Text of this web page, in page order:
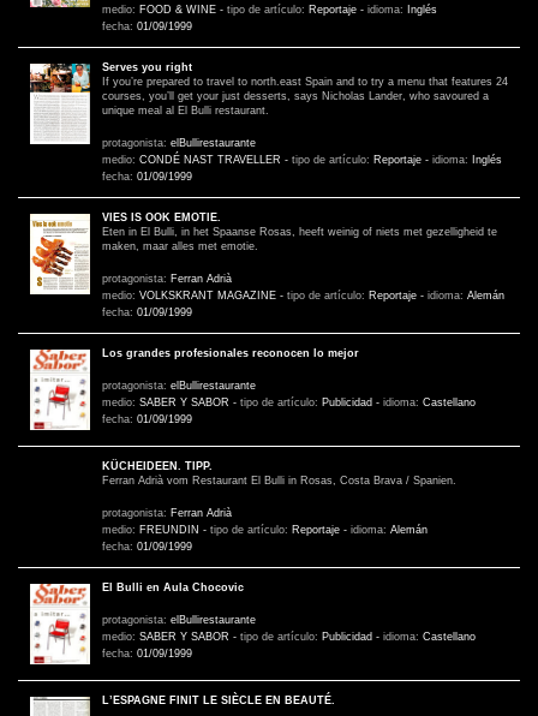
medio: FOOD & WINE - tipo de artículo: Reportaje - idioma:
Inglés
fecha: 01/09/1999
Serves you right
If you’re prepared to travel to north.east Spain and to try a menu that features 24
courses, you’ll get your just desserts, says Nicholas Lander, who savoured a
unique meal al El Bulli restaurant.
protagonista: elBullirestaurante
medio: CONDÉ NAST TRAVELLER - tipo de artículo: Reportaje - idioma:
Inglés
fecha: 01/09/1999
VIES IS OOK EMOTIE.
Eten in El Bulli, in het Spaanse Rosas, heeft weinig of niets met gezelligheid te
maken, maar alles met emotie.
protagonista: Ferran Adrià
medio: VOLKSKRANT MAGAZINE - tipo de artículo: Reportaje - idioma: Alemán
fecha: 01/09/1999
Los grandes profesionales reconocen lo mejor
protagonista: elBullirestaurante
medio: SABER Y SABOR - tipo de artículo: Publicidad - idioma: Castellano
fecha: 01/09/1999
KÜCHEIDEEN. TIPP.
Ferran Adrià vom Restaurant El Bulli in Rosas, Costa Brava / Spanien.
protagonista: Ferran Adrià
medio: FREUNDIN - tipo de artículo: Reportaje - idioma: Alemán
fecha: 01/09/1999
El Bulli en Aula Chocovic
protagonista: elBullirestaurante
medio: SABER Y SABOR - tipo de artículo: Publicidad - idioma: Castellano
fecha: 01/09/1999
L’ESPAGNE FINIT LE SIÈCLE EN BEAUTÉ.